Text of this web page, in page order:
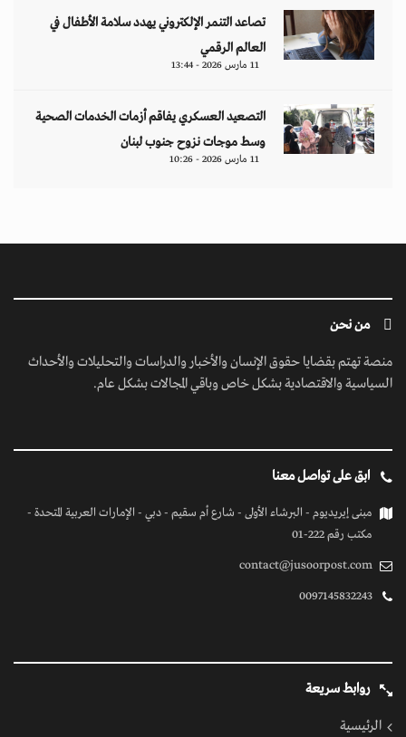
تصاعد التنمر الإلكتروني يهدد سلامة الأطفال في
العالم الرقمي
11 مارس 2026 - 13:44
التصعيد العسكري يفاقم أزمات الخدمات الصحية
وسط موجات نزوح جنوب لبنان
11 مارس 2026 - 10:26
من نحن
منصة تهتم بقضايا حقوق الإنسان والأخبار والدراسات والتحليلات والأحداث
السياسية والاقتصادية بشكل خاص وباقي المجالات بشكل عام.
ابق على تواصل معنا
مبنى إيريديوم - البرشاء الأولى - شارع أم سقيم - دبي - الإمارات العربية المتحدة -
مكتب رقم 222-01
contact@jusoorpost.com
0097145832243
روابط سريعة
الرئيسية